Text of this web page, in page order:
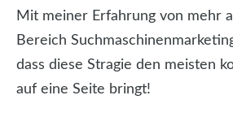
Mit meiner Erfahrung von mehr
Bereich
dass diese Stragie den meisten
auf eine Seite bringt!